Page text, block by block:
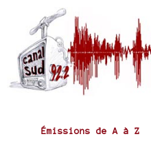
Émissions de A à Z